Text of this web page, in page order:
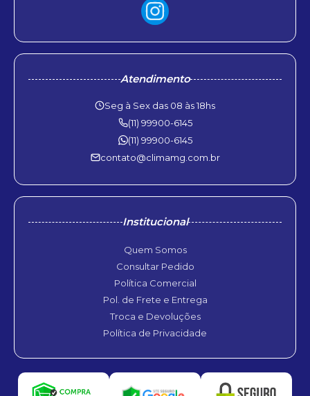
Atendimento
Seg à Sex das 08 às 18hs
(11) 99900-6145
(11) 99900-6145
contato@climamg.com.br
Institucional
Quem Somos
Consultar Pedido
Política Comercial
Pol. de Frete e Entrega
Troca e Devoluções
Política de Privacidade